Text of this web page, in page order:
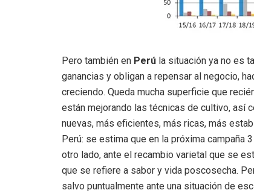
Pero también en Perú la situación ya no es
ganancias y obligan a repensar al negocio,
creciendo. Queda mucha superficie que
están mejorando las técnicas de cultivo, así
nuevas, más eficientes, más ricas, más
Perú: se estima que en la próxima campaña
otro lado, ante el recambio varietal que se
que se refiere a sabor y vida poscosecha.
salvo puntualmente ante una situación de